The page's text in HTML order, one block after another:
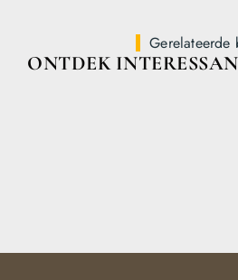
Gerelateerde
ONTDEK